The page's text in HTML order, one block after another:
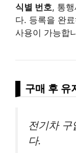
식별 번호, 통
다. 등록을 완
사용이 가능합
구매 후 유
전기차 구
다.